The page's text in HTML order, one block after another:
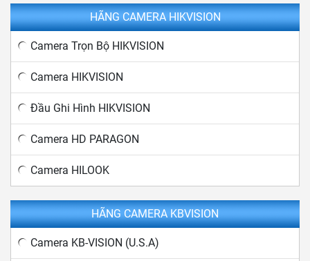
HÃNG CAMERA HIKVISION
Camera Trọn Bộ HIKVISION
Camera HIKVISION
Đầu Ghi Hình HIKVISION
Camera HD PARAGON
Camera HILOOK
HÃNG CAMERA KBVISION
Camera KB-VISION (U.S.A)